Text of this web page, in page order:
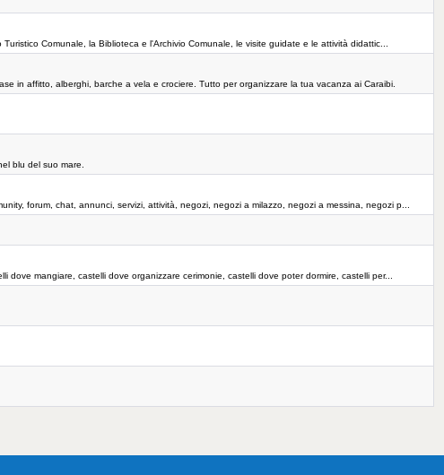
Comunale, la Biblioteca e l'Archivio Comunale, le visite guidate e le attività didattic...
in affitto, alberghi, barche a vela e crociere. Tutto per organizzare la tua vacanza ai Caraibi.
blu del suo mare.
forum, chat, annunci, servizi, attività, negozi, negozi a milazzo, negozi a messina, negozi p...
mangiare, castelli dove organizzare cerimonie, castelli dove poter dormire, castelli per...